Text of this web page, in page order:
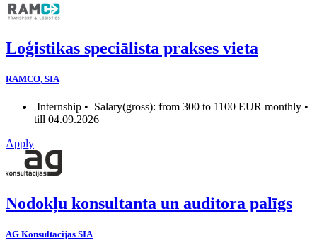
Loģistikas speciālista prakses vieta
RAMCO, SIA
Internship • Salary(gross): from 300 to 1100 EUR monthly •
till 04.09.2026
Apply
Nodokļu konsultanta un auditora palīgs
AG Konsultācijas SIA